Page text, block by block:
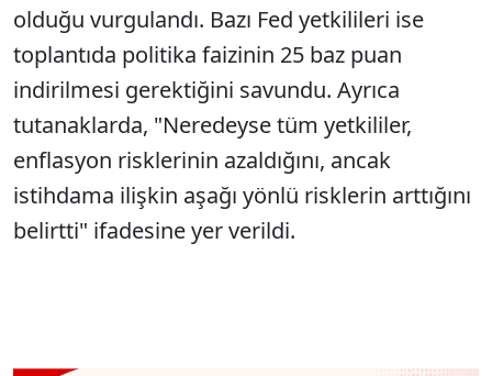
olduğu vurgulandı. Bazı Fed yetkilileri ise
toplantıda politika faizinin 25 baz puan
indirilmesi gerektiğini savundu. Ayrıca
tutanaklarda, "Neredeyse tüm yetkililer,
enflasyon risklerinin azaldığını, ancak
istihdama ilişkin aşağı yönlü risklerin arttığını
belirtti" ifadesine yer verildi.